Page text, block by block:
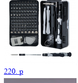
220. p